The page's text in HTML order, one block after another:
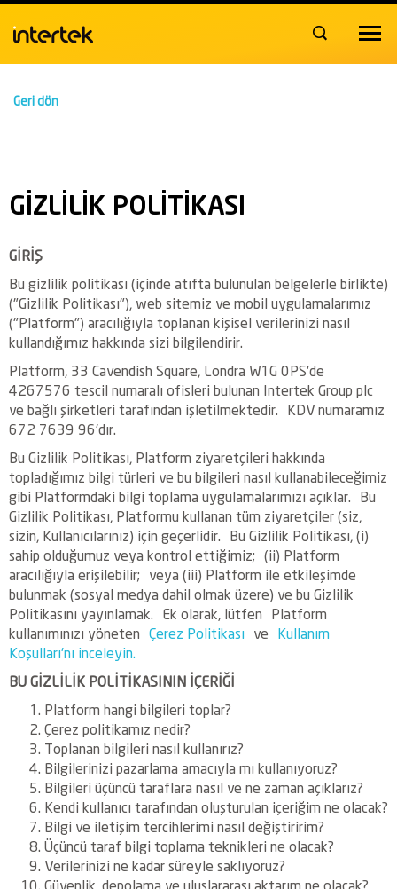
Toggle
Geri dön
GIZLILIK POLITIKASI
GİRİŞ
Bu gizlilik politikası (içinde atıfta bulunulan belgelerle birlikte)
("Gizlilik Politikası"), web sitemiz ve mobil uygulamalarımız
("Platform") aracılığıyla toplanan kişisel verilerinizi nasıl
kullandığımız hakkında sizi bilgilendirir.
Platform, 33 Cavendish Square, Londra W1G 0PS'de
4267576 tescil numaralı ofisleri bulunan Intertek Group plc
ve bağlı şirketleri tarafından işletilmektedir. KDV numaramız
672 7639 96'dır.
Bu Gizlilik Politikası, Platform ziyaretçileri hakkında
topladığımız bilgi türleri ve bu bilgileri nasıl kullanabileceğimiz
gibi Platformdaki bilgi toplama uygulamalarımızı açıklar. Bu
Gizlilik Politikası, Platformu kullanan tüm ziyaretçiler (siz,
sizin, Kullanıcılarınız) için geçerlidir. Bu Gizlilik Politikası, (i)
sahip olduğumuz veya kontrol ettiğimiz; (ii) Platform
aracılığıyla erişilebilir; veya (iii) Platform ile etkileşimde
bulunmak (sosyal medya dahil olmak üzere) ve bu Gizlilik
Politikasını yayınlamak. Ek olarak, lütfen Platform
kullanımınızı yöneten Çerez Politikası ve Kullanım
Koşulları'nı inceleyin.
BU GİZLİLİK POLİTİKASININ İÇERİĞİ
Platform hangi bilgileri toplar?
Çerez politikamız nedir?
Toplanan bilgileri nasıl kullanırız?
Bilgilerinizi pazarlama amacıyla mı kullanıyoruz?
Bilgileri üçüncü taraflara nasıl ve ne zaman açıklarız?
Kendi kullanıcı tarafından oluşturulan içeriğim ne olacak?
Bilgi ve iletişim tercihlerimi nasıl değiştiririm?
Üçüncü taraf bilgi toplama teknikleri ne olacak?
Verilerinizi ne kadar süreyle saklıyoruz?
Güvenlik, depolama ve uluslararası aktarım ne olacak?